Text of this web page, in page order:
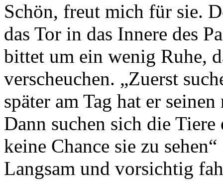
Schön, freut mich für sie.
das Tor in das Innere des
bittet um ein wenig Ruhe,
verscheuchen. „Zuerst
später am Tag hat er
Dann suchen sich die
keine Chance sie zu
Langsam und vorsichtig